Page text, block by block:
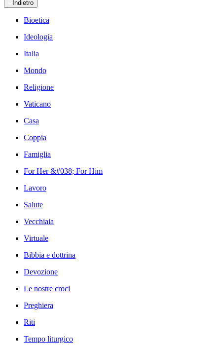
Indietro
Bioetica
Ideologia
Italia
Mondo
Religione
Vaticano
Casa
Coppia
Famiglia
For Her &#038; For Him
Lavoro
Salute
Vecchiaia
Virtuale
Bibbia e dottrina
Devozione
Le nostre croci
Preghiera
Riti
Tempo liturgico